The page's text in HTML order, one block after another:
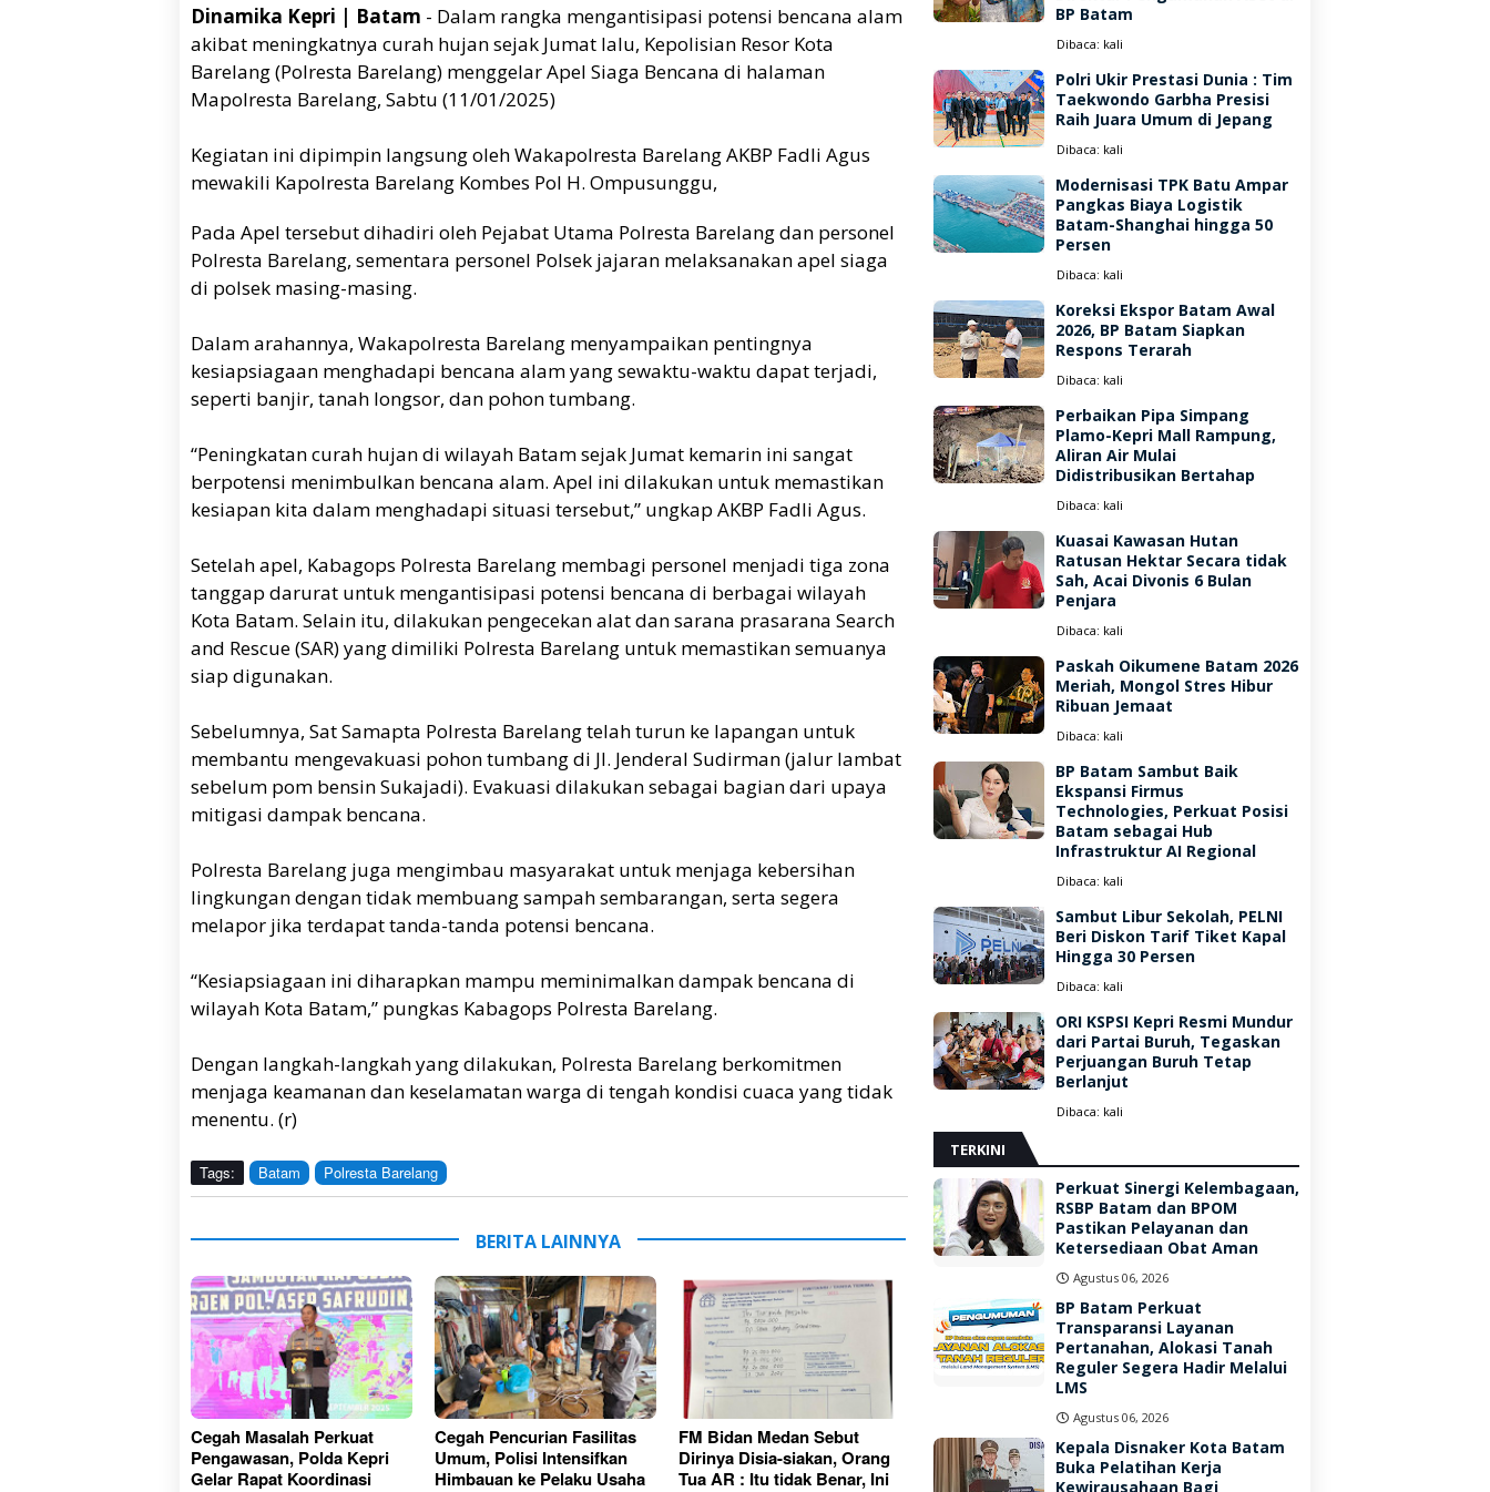
Dinamika Kepri | Batam - Dalam rangka mengantisipasi potensi bencana alam
akibat meningkatnya curah hujan sejak Jumat lalu, Kepolisian Resor Kota
Barelang (Polresta Barelang) menggelar Apel Siaga Bencana di halaman
Mapolresta Barelang, Sabtu (11/01/2025)
Kegiatan ini dipimpin langsung oleh Wakapolresta Barelang AKBP Fadli Agus
mewakili Kapolresta Barelang Kombes Pol H. Ompusunggu,
Pada Apel tersebut dihadiri oleh Pejabat Utama Polresta Barelang dan personel
Polresta Barelang, sementara personel Polsek jajaran melaksanakan apel siaga
di polsek masing-masing.
Dalam arahannya, Wakapolresta Barelang menyampaikan pentingnya
kesiapsiagaan menghadapi bencana alam yang sewaktu-waktu dapat terjadi,
seperti banjir, tanah longsor, dan pohon tumbang.
“Peningkatan curah hujan di wilayah Batam sejak Jumat kemarin ini sangat
berpotensi menimbulkan bencana alam. Apel ini dilakukan untuk memastikan
kesiapan kita dalam menghadapi situasi tersebut,” ungkap AKBP Fadli Agus.
Setelah apel, Kabagops Polresta Barelang membagi personel menjadi tiga zona
tanggap darurat untuk mengantisipasi potensi bencana di berbagai wilayah
Kota Batam. Selain itu, dilakukan pengecekan alat dan sarana prasarana Search
and Rescue (SAR) yang dimiliki Polresta Barelang untuk memastikan semuanya
siap digunakan.
Sebelumnya, Sat Samapta Polresta Barelang telah turun ke lapangan untuk
membantu mengevakuasi pohon tumbang di Jl. Jenderal Sudirman (jalur lambat
sebelum pom bensin Sukajadi). Evakuasi dilakukan sebagai bagian dari upaya
mitigasi dampak bencana.
Polresta Barelang juga mengimbau masyarakat untuk menjaga kebersihan
lingkungan dengan tidak membuang sampah sembarangan, serta segera
melapor jika terdapat tanda-tanda potensi bencana.
“Kesiapsiagaan ini diharapkan mampu meminimalkan dampak bencana di
wilayah Kota Batam,” pungkas Kabagops Polresta Barelang.
Dengan langkah-langkah yang dilakukan, Polresta Barelang berkomitmen
menjaga keamanan dan keselamatan warga di tengah kondisi cuaca yang tidak
menentu. (r)
Tags: Batam Polresta Barelang
BERITA LAINNYA
Cegah Masalah Perkuat
Pengawasan, Polda Kepri
Gelar Rapat Koordinasi
Cegah Pencurian Fasilitas
Umum, Polisi Intensifkan
Himbauan ke Pelaku Usaha
FM Bidan Medan Sebut
Dirinya Disia-siakan, Orang
Tua AR : Itu tidak Benar, Ini
BP Batam
Dibaca: kali
Polri Ukir Prestasi Dunia : Tim
Taekwondo Garbha Presisi
Raih Juara Umum di Jepang
Dibaca: kali
Modernisasi TPK Batu Ampar
Pangkas Biaya Logistik
Batam-Shanghai hingga 50
Persen
Dibaca: kali
Koreksi Ekspor Batam Awal
2026, BP Batam Siapkan
Respons Terarah
Dibaca: kali
Perbaikan Pipa Simpang
Plamo-Kepri Mall Rampung,
Aliran Air Mulai
Didistribusikan Bertahap
Dibaca: kali
Kuasai Kawasan Hutan
Ratusan Hektar Secara tidak
Sah, Acai Divonis 6 Bulan
Penjara
Dibaca: kali
Paskah Oikumene Batam 2026
Meriah, Mongol Stres Hibur
Ribuan Jemaat
Dibaca: kali
BP Batam Sambut Baik
Ekspansi Firmus
Technologies, Perkuat Posisi
Batam sebagai Hub
Infrastruktur AI Regional
Dibaca: kali
Sambut Libur Sekolah, PELNI
Beri Diskon Tarif Tiket Kapal
Hingga 30 Persen
Dibaca: kali
ORI KSPSI Kepri Resmi Mundur
dari Partai Buruh, Tegaskan
Perjuangan Buruh Tetap
Berlanjut
Dibaca: kali
TERKINI
Perkuat Sinergi Kelembagaan,
RSBP Batam dan BPOM
Pastikan Pelayanan dan
Ketersediaan Obat Aman
Agustus 06, 2026
BP Batam Perkuat
Transparansi Layanan
Pertanahan, Alokasi Tanah
Reguler Segera Hadir Melalui
LMS
Agustus 06, 2026
Kepala Disnaker Kota Batam
Buka Pelatihan Kerja
Kewirausahaan Bagi